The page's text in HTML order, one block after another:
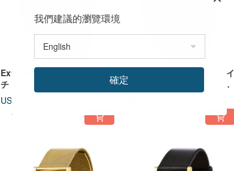
Extra Normal レコードウォッ
チ - シルバーケース/ブラック
針/コーヒーブラウン本革カー
フレザーストラップ
US$ 333.63
Extra Normal レコードプレイ
ヤーウォッチ - シルバーフレ
ーム/ブラック針/グリーン本革
我們建議的瀏覽環境
確定